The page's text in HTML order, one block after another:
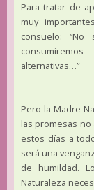
Para tratar de
muy
consuelo: “No
alternativas…”
Pero la Madre
las promesas
estos días a
será una
de humildad.
Naturaleza